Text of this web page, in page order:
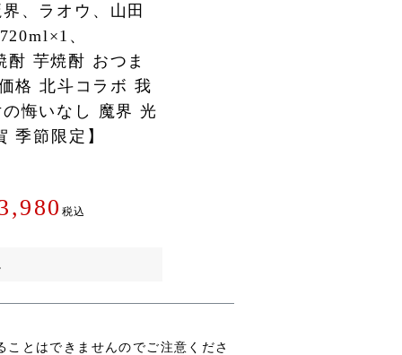
、ラオウ、山田
、
酎 芋焼酎 おつま
格 北斗コラボ 我
悔いなし 魔界 光
季節限定】
税込
とはできませんのでご注意くださ